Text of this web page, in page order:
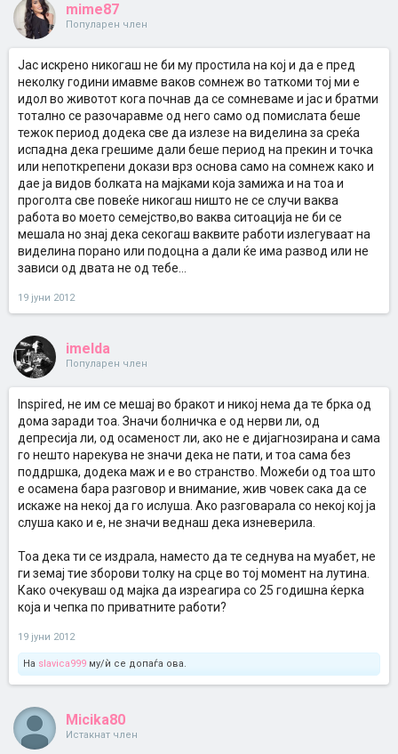
mime87
Популарен член
Јас искрено никогаш не би му простила на кој и да е пред
неколку години имавме ваков сомнеж во таткоми тој ми е
идол во животот кога почнав да се сомневаме и јас и братми
тотално се разочаравме од него само од помислата беше
тежок период додека све да излезе на виделина за среќа
испадна дека грешиме дали беше период на прекин и точка
или непоткрепени докази врз основа само на сомнеж како и
дае ја видов болката на мајками која замижа и на тоа и
проголта све повеќе никогаш ништо не се случи ваква
работа во моето семејство,во ваква ситоација не би се
мешала но знај дека секогаш ваквите работи излегуваат на
виделина порано или подоцна а дали ќе има развод или не
зависи од двата не од тебе...
19 јуни 2012
imelda
Популарен член
Inspired, не им се мешај во бракот и никој нема да те брка од
дома заради тоа. Значи болничка е од нерви ли, од
депресија ли, од осаменост ли, ако не е дијагнозирана и сама
го нешто нарекува не значи дека не пати, и тоа сама без
поддршка, додека маж и е во странство. Можеби од тоа што
е осамена бара разговор и внимание, жив човек сака да се
искаже на некој да го ислуша. Ако разговарала со некој кој ја
слуша како и е, не значи веднаш дека изневерила.
Тоа дека ти се издрала, наместо да те седнува на муабет, не
ги земај тие зборови толку на срце во тој момент на лутина.
Како очекуваш од мајка да изреагира со 25 годишна ќерка
која и чепка по приватните работи?
19 јуни 2012
На slavica999 му/ѝ се допаѓа ова.
Micika80
Истакнат член